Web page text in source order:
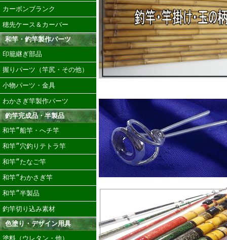
カーボンブランク
穂先ケース＆カーバー
和竿・釣竿製作パーツ
印籠継ぎ部品
握りパーツ（竿尻・その他）
小物パーツ・金具
わかさぎ竿製作パーツ
釣竿完成品・半製品
和竿”船竿・へチ竿
和竿”穴釣りテトラ竿
和竿”たなご竿
和竿”わかさぎ竿
和竿”半製品
釣竿切り込み素材
色塗り・デザイン用具
塗料（ウレタン・他）